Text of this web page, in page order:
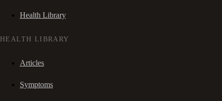
Health Library
HEALTH LIBRARY
Articles
Symptoms